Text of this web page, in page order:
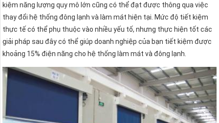
kiệm năng lượng quy mô lớn cũng có thể đạt được thông qua việc
thay đổi hệ thống đông lạnh và làm mát hiện tại. Mức độ tiết kiệm
thực tế có thể phụ thuộc vào nhiều yếu tố, nhưng thực hiện tốt các
giải pháp sau đây có thể giúp doanh nghiệp của bạn tiết kiệm được
khoảng 15% điện năng cho hệ thống làm mát và đông lạnh.